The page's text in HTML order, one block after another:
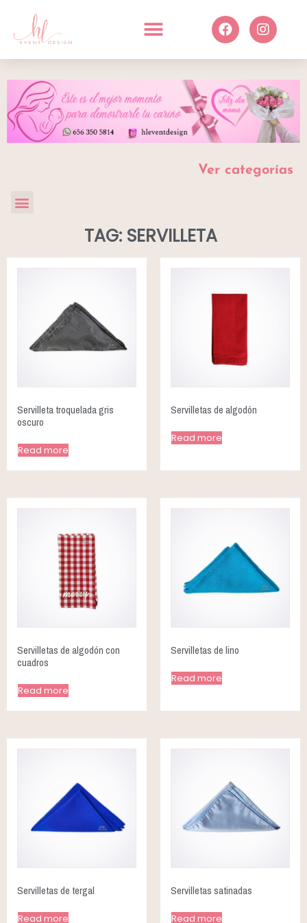
Ver categorías
TAG: SERVILLETA
Servilleta troquelada gris
oscuro
Read more
Servilletas de algodón
Read more
Servilletas de algodón con
cuadros
Read more
Servilletas de lino
Read more
Servilletas de tergal
Read more
Servilletas satinadas
Read more